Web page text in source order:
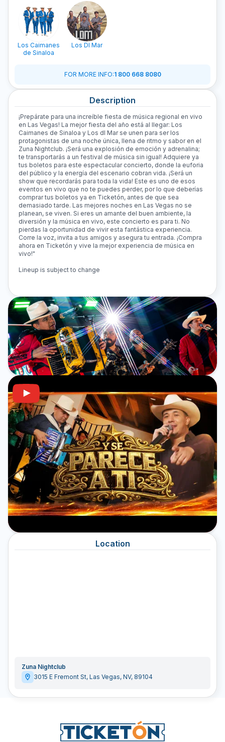
Los Caimanes
de Sinaloa
Los Dl Mar
FOR MORE INFO:1 800 668 8080
Description
¡Prepárate para una increíble fiesta de música regional en vivo
en Las Vegas! La mejor fiesta del año está al llegar: Los
Caimanes de Sinaloa y Los dl Mar se unen para ser los
protagonistas de una noche única, llena de ritmo y sabor en el
Zuna Nightclub. ¡Será una explosión de emoción y adrenalina;
te transportarás a un festival de música sin igual! Adquiere ya
tus boletos para este espectacular concierto, donde la euforia
del público y la energía del escenario cobran vida. ¡Será un
show que recordarás para toda la vida! Este es uno de esos
eventos en vivo que no te puedes perder, por lo que deberías
comprar tus boletos ya en Ticketón, antes de que sea
demasiado tarde. Las mejores noches en Las Vegas no se
planean, se viven. Si eres un amante del buen ambiente, la
diversión y la música en vivo, este concierto es para ti. No
pierdas la oportunidad de vivir esta fantástica experiencia.
Corre la voz, invita a tus amigos y asegura tu entrada. ¡Compra
ahora en Ticketón y vive la mejor experiencia de música en
vivo!"
Lineup is subject to change
Location
Zuna Nightclub
3015 E Fremont St, Las Vegas, NV, 89104